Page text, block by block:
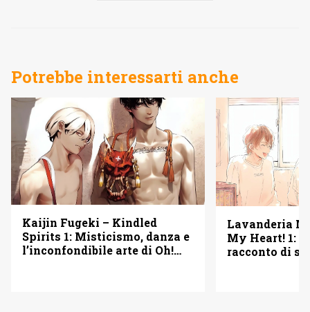
Potrebbe interessarti anche
Kaijin Fugeki – Kindled
Spirits 1: Misticismo, danza e
l’inconfondibile arte di Oh!
Lavanderia
My Heart! 1:
racconto di